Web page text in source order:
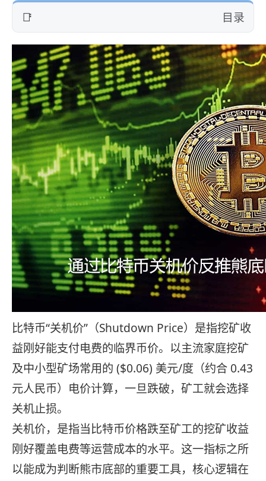
目录
比特币“关机价”（Shutdown Price）是指挖矿收
益刚好能支付电费的临界币价。以主流家庭挖矿
及中小型矿场常用的 ($0.06) 美元/度（约合 0.43
元人民币）电价计算，一旦跌破，矿工就会选择
关机止损。
关机价，是指当比特币价格跌至矿工的挖矿收益
刚好覆盖电费等运营成本的水平。这一指标之所
以能成为判断熊市底部的重要工具，核心逻辑在